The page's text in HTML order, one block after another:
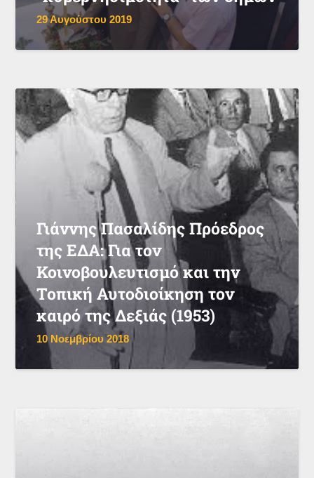
29 Αυγούστου 2019
Γιάννης Πασαλίδης Πρόεδρος
της ΕΔΑ: Για τον
Κοινοβουλευτισμό και την
Τοπική Αυτοδιοίκηση τον
καιρό της Δεξιάς (1953)
10 Νοεμβρίου 2018